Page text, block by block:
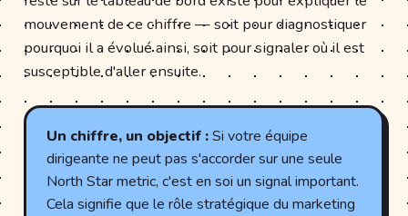
mouvement de ce chiffre — soit pour diagnostiquer
pourquoi il a évolué ainsi, soit pour signaler où il est
susceptible d'aller ensuite.
Un chiffre, un objectif :Si votre équipe
dirigeante ne peut pas s'accorder sur une seule
North Star metric, c'est en soi un signal important.
Cela signifie que le rôle stratégique du marketing